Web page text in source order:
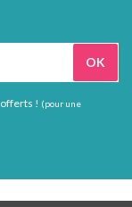
offerts ! (pour une